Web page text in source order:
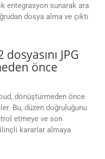
entegrasyon sunarak ara
dosya alma ve çıktı
JPG
önce
dönüştürmeden önce
Bu, düzen doğruluğunu
etmeye ve son
kararlar almaya